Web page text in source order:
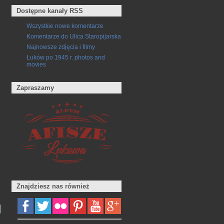
Dostępne kanały RSS
Wszystkie nowe komentarze
Komentarze do Ulica Staropijarska
Najnowsze zdjęcia i filmy
Łuków po 1945 r. photos and
movies
Zapraszamy
Znajdziesz nas również